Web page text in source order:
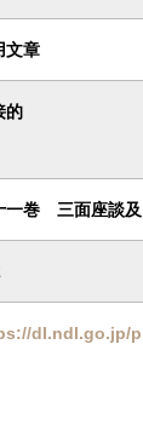
文章
的
一巻 三面座談及
dl.ndl.go.jp/